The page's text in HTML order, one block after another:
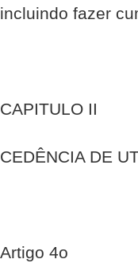
incluindo fazer
CAPITULO II
CEDÊNCIA DE
Artigo 4o